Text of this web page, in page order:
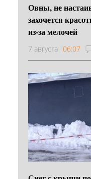
Овны, не
захочется
из-за мелочей
7 августа 06:07